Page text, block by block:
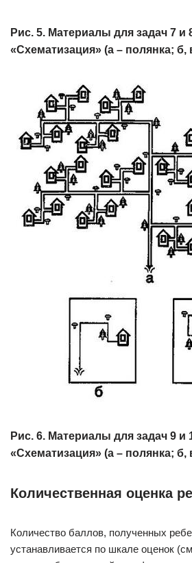
Рис. 5. Материалы для задач 7 и
«Схематизация» (а – полянка; б,
Рис. 6. Материалы для задач 9 и
«Схематизация» (а – полянка; б,
Количественная оценка
Количество баллов, полученных
устанавливается по шкале оценок